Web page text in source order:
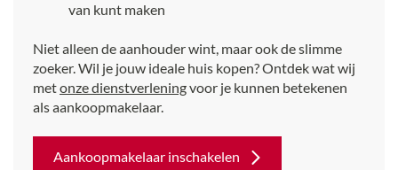
van kunt maken
Niet alleen de aanhouder wint, maar ook de slimme
zoeker. Wil je jouw ideale huis kopen? Ontdek wat wij
metonze dienstverleningvoor je kunnen betekenen
als aankoopmakelaar.
Aankoopmakelaar inschakelen